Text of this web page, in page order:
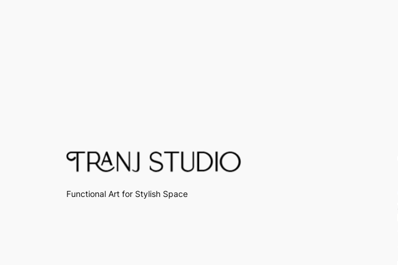
Functional Art for Stylish Space